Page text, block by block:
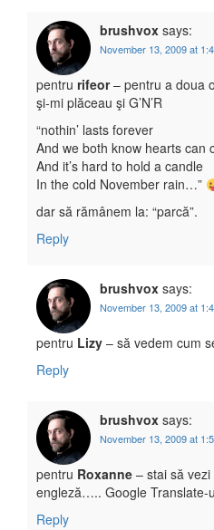
brushvox says:
November 13, 2009 at
pentru rifeor– pentru a doua
şi-mi plăceau şi G’N’R
“nothin’ lasts forever
And we both know hearts can
And it’s hard to hold a candle
In the cold November rain…”
dar să rămânem la: “parcă”.
Reply
brushvox says:
November 13, 2009 at
pentru Lizy – să vedem cum
Reply
brushvox says:
November 13, 2009 at
pentru Roxanne – stai să
engleză….. Google
Reply